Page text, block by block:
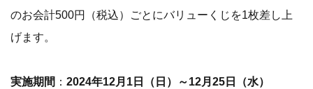
のお会計500円（税込）ごとにバリューくじを1枚差し上
げます。
実施期間 ： 2024年12月1日（日）～12月25日（水）